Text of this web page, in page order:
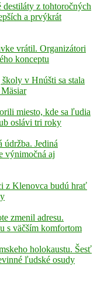
z tohtoročných
a prvýkrát
vrátil. Organizátori
konceptu
v Hnúšti sa stala
miesto, kde sa ľudia
oslávi tri roky
Jediná
výnimočná aj
z Klenovca budú hrať
zmenil adresu.
s väčším komfortom
holokaustu. Šesť
ľudské osudy